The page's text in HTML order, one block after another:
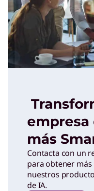
empresa
más
Contacta con un
para obtener
nuestros
de IA.